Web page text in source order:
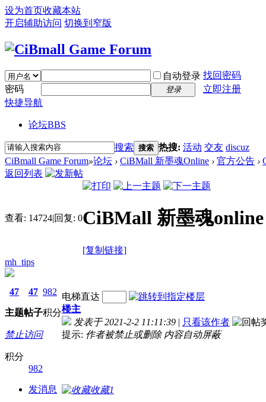
设为首页收藏本站
开启辅助访问 切换到窄版
自动登录 找回密码
密码
登录
立即注册
快捷导航
论坛BBS
搜索 搜索 热搜: 活动 交友 discuz
CiBmall Game Forum»论坛 › CiBMall 新墨魂Online › 官方公告 ›
返回列表
查看: 14724|回复: 0CiBMall 新墨魂
[复制链接]
mh_tips
47
主题
47
帖子
982
积分
禁止访问
积分
982
发消息
电梯直达
楼主
发表于 2021-2-2 11:11:39 | 只看该作者
提示: 作者被禁止或删除 内容自动屏蔽
收藏1